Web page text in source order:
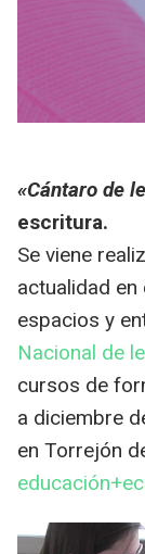
«Cántaro de
escritura.
Se viene
actualidad
espacios y
Nacional de
cursos de
a diciembre
en Torrejón